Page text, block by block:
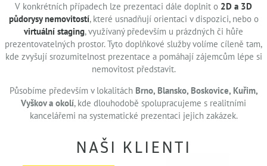
V konkrétních případech lze prezentaci dále doplnit o 2D a 3D
půdorysy nemovitostí, které usnadňují orientaci v dispozici, nebo o
virtuální staging, využívaný především u prázdných či hůře
prezentovatelných prostor. Tyto doplňkové služby volíme cíleně tam,
kde zvyšují srozumitelnost prezentace a pomáhají zájemcům lépe si
nemovitost představit.
Působíme především v lokalitách Brno, Blansko, Boskovice, Kuřim,
Vyškov a okolí, kde dlouhodobě spolupracujeme s realitními
kancelářemi na systematické prezentaci jejich zakázek.
NAŠI KLIENTI